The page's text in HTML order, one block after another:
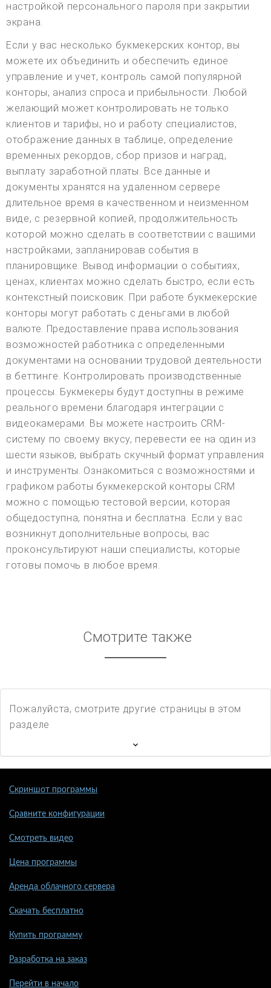
настройкой персонального пароля при закрытии
экрана.
Если у вас несколько букмекерских контор, вы
можете их объединить и обеспечить единое
управление и учет, контроль самой популярной
конторы, анализ спроса и прибыльности. Любой
желающий может контролировать не только
клиентов и тарифы, но и работу специалистов,
отображение данных в таблице, определение
временных рекордов, сбор призов и наград,
выплату заработной платы. Все данные и
документы хранятся на удаленном сервере
длительное время в качественном и неизменном
виде, с резервной копией, продолжительность
которой можно сделать в соответствии с вашими
настройками, запланировав события в
планировщике. Вывод информации о событиях,
ценах, клиентах можно сделать быстро, если есть
контекстный поисковик. При работе букмекерские
конторы могут работать с деньгами в любой
валюте. Предоставление права использования
возможностей работника с определенными
документами на основании трудовой деятельности
в беттинге. Контролировать производственные
процессы. Букмекеры будут доступны в режиме
реального времени благодаря интеграции с
видеокамерами. Вы можете настроить CRM-
систему по своему вкусу, перевести ее на один из
шести языков, выбрать скучный формат управления
и инструменты. Ознакомиться с возможностями и
графиком работы букмекерской конторы CRM
можно с помощью тестовой версии, которая
общедоступна, понятна и бесплатна. Если у вас
возникнут дополнительные вопросы, вас
проконсультируют наши специалисты, которые
готовы помочь в любое время.
Смотрите также
Пожалуйста, смотрите другие страницы в этом
разделе
Скриншот программы
Сравните конфигурации
Смотреть видео
Цена программы
Аренда облачного сервера
Скачать бесплатно
Купить программу
Разработка на заказ
Перейти в начало